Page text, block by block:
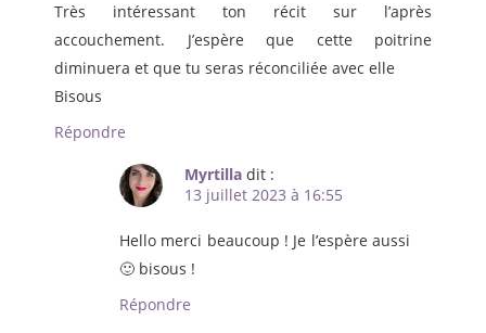
Très intéressant ton récit sur l’après
accouchement. J’espère que cette poitrine
diminuera et que tu seras réconciliée avec elle
Bisous
Répondre
Myrtilla dit :
13 juillet 2023 à 16:55
Hello merci beaucoup ! Je l’espère aussi
🙂 bisous !
Répondre